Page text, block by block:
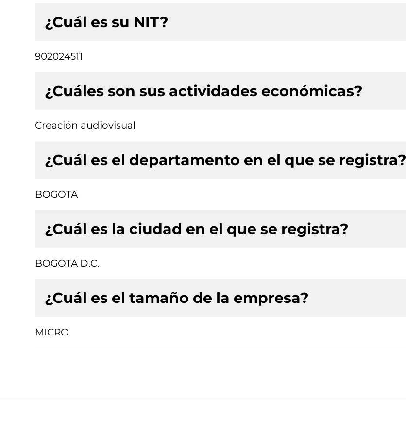
¿Cuál es su NIT?
902024511
¿Cuáles son sus actividades económicas?
Creación audiovisual
¿Cuál es el departamento en el que se registra?
BOGOTA
¿Cuál es la ciudad en el que se registra?
BOGOTA D.C.
¿Cuál es el tamaño de la empresa?
MICRO